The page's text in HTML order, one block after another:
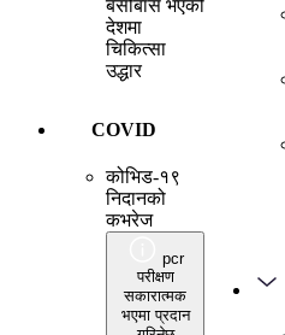
बसोबास भएको
देशमा
चिकित्सा
उद्धार
COVID
कोभिड-१९
निदानको
कभरेज
pcr
परीक्षण
सकारात्मक
भएमा प्रदान